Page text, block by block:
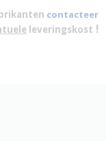
contacteer
leveringskost !